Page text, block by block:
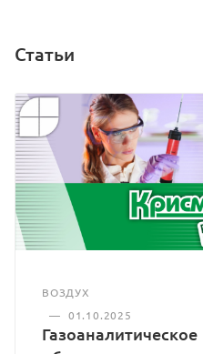
Статьи
ВОЗДУХ
— 01.10.2025
Газоаналитическое